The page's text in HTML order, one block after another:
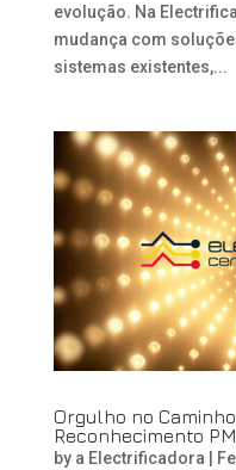
evolução. Na
mudança com
sistemas existentes,...
Orgulho no
Reconhecimento
by a Electrificadora